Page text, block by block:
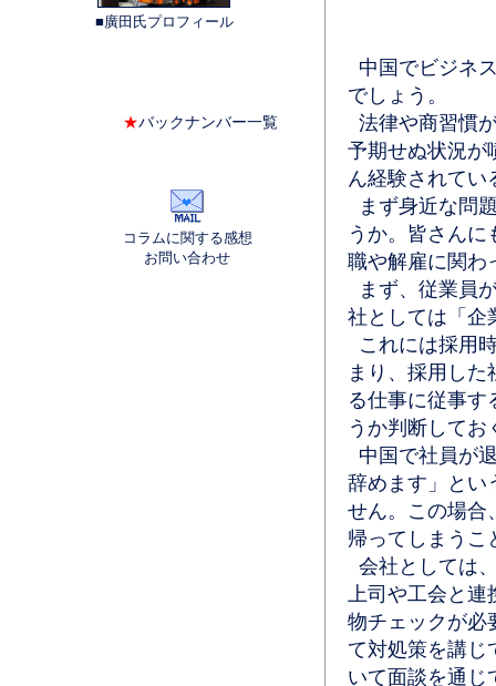
■廣田氏プロフィール
★バックナンバー一覧
コラムに関する感想
お問い合わせ
中国でビジネ
でしょう。
法律や商習慣
予期せぬ状況が
ん経験されてい
まず身近な問
うか。皆さん
職や解雇に関わ
まず、従業員
社としては「企
これには採用
まり、採用し
る仕事に従事す
うか判断してお
中国で社員が
辞めます」とい
せん。この場合
帰ってしまうこ
会社としては
上司や工会と
物チェックが必
て対処策を講じ
いて面談を通じ